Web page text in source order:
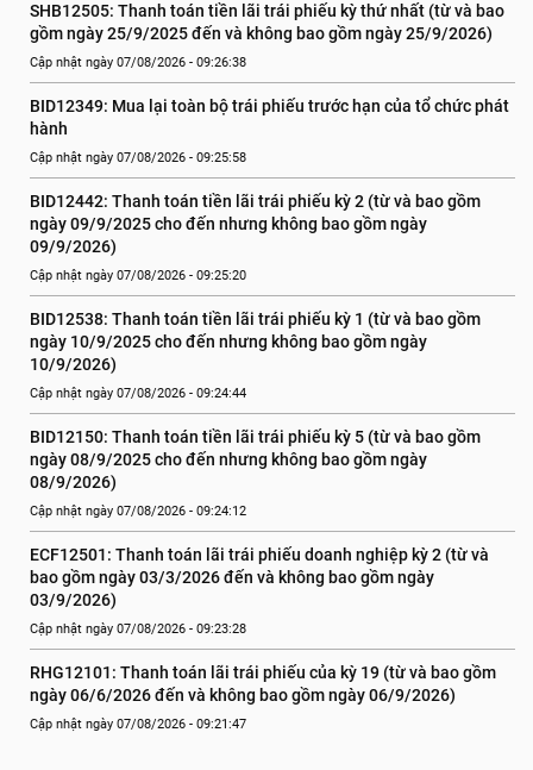
SHB12505: Thanh toán tiền lãi trái phiếu kỳ thứ nhất (từ và bao
gồm ngày 25/9/2025 đến và không bao gồm ngày 25/9/2026)
Cập nhật ngày 07/08/2026 - 09:26:38
BID12349: Mua lại toàn bộ trái phiếu trước hạn của tổ chức phát
hành
Cập nhật ngày 07/08/2026 - 09:25:58
BID12442: Thanh toán tiền lãi trái phiếu kỳ 2 (từ và bao gồm
ngày 09/9/2025 cho đến nhưng không bao gồm ngày
09/9/2026)
Cập nhật ngày 07/08/2026 - 09:25:20
BID12538: Thanh toán tiền lãi trái phiếu kỳ 1 (từ và bao gồm
ngày 10/9/2025 cho đến nhưng không bao gồm ngày
10/9/2026)
Cập nhật ngày 07/08/2026 - 09:24:44
BID12150: Thanh toán tiền lãi trái phiếu kỳ 5 (từ và bao gồm
ngày 08/9/2025 cho đến nhưng không bao gồm ngày
08/9/2026)
Cập nhật ngày 07/08/2026 - 09:24:12
ECF12501: Thanh toán lãi trái phiếu doanh nghiệp kỳ 2 (từ và
bao gồm ngày 03/3/2026 đến và không bao gồm ngày
03/9/2026)
Cập nhật ngày 07/08/2026 - 09:23:28
RHG12101: Thanh toán lãi trái phiếu của kỳ 19 (từ và bao gồm
ngày 06/6/2026 đến và không bao gồm ngày 06/9/2026)
Cập nhật ngày 07/08/2026 - 09:21:47